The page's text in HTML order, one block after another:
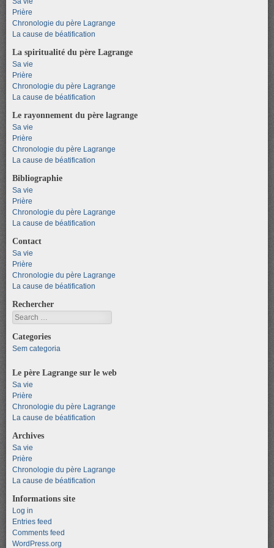
Prière
Chronologie du père Lagrange
La cause de béatification
La spiritualité du père Lagrange
Sa vie
Prière
Chronologie du père Lagrange
La cause de béatification
Le rayonnement du père lagrange
Sa vie
Prière
Chronologie du père Lagrange
La cause de béatification
Bibliographie
Sa vie
Prière
Chronologie du père Lagrange
La cause de béatification
Contact
Sa vie
Prière
Chronologie du père Lagrange
La cause de béatification
Rechercher
Search
Categories
Sem categoria
Le père Lagrange sur le web
Sa vie
Prière
Chronologie du père Lagrange
La cause de béatification
Archives
Sa vie
Prière
Chronologie du père Lagrange
La cause de béatification
Informations site
Log in
Entries feed
Comments feed
WordPress.org